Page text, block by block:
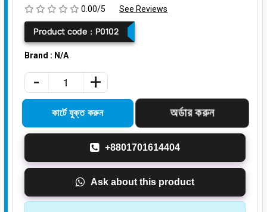
0.00/5 See Reviews
Product code : P0102
Brand : N/A
- +
+8801701614404
Ask about this product